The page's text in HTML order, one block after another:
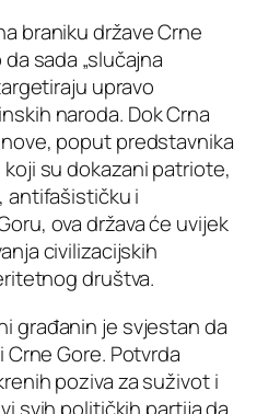
braniku države Crne
sada „slučajna
upravo
naroda. Dok Crna
poput predstavnika
su dokazani patriote,
antifašističku i
ova država će uvijek
civilizacijskih
društva.
građanin je svjestan da
Gore. Potvrda
poziva za suživot i
svih političkih partija da